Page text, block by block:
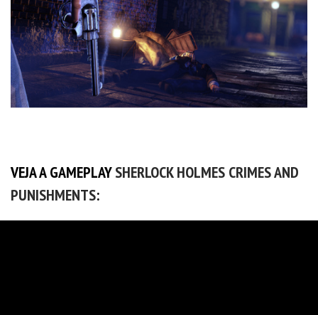
VEJA A GAMEPLAYSHERLOCK HOLMES CRIMES AND
PUNISHMENTS: